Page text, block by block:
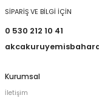
SİPARİŞ VE BİLGİ İÇİN
0 530 212 10 41
Kurumsal
İletişim